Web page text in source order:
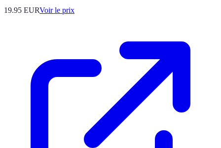
19.95 EURVoir le prix